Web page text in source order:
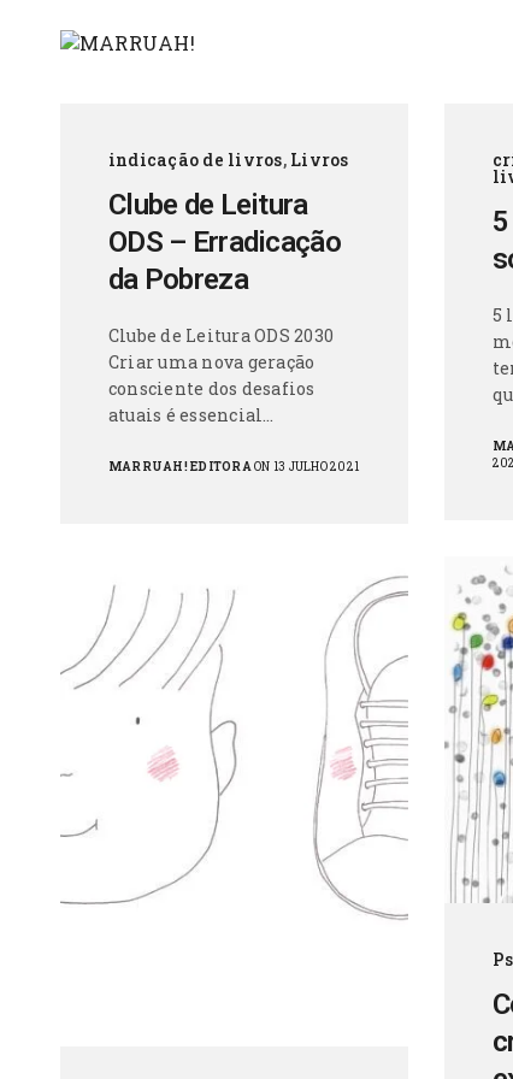
indicação de livros, Livros
Clube de Leitura
ODS – Erradicação
da Pobreza
Clube de Leitura ODS 2030
Criar uma nova geração
consciente dos desafios
atuais é essencial…
MARRUAH! EDITORAON 13 JULHO 2021
5